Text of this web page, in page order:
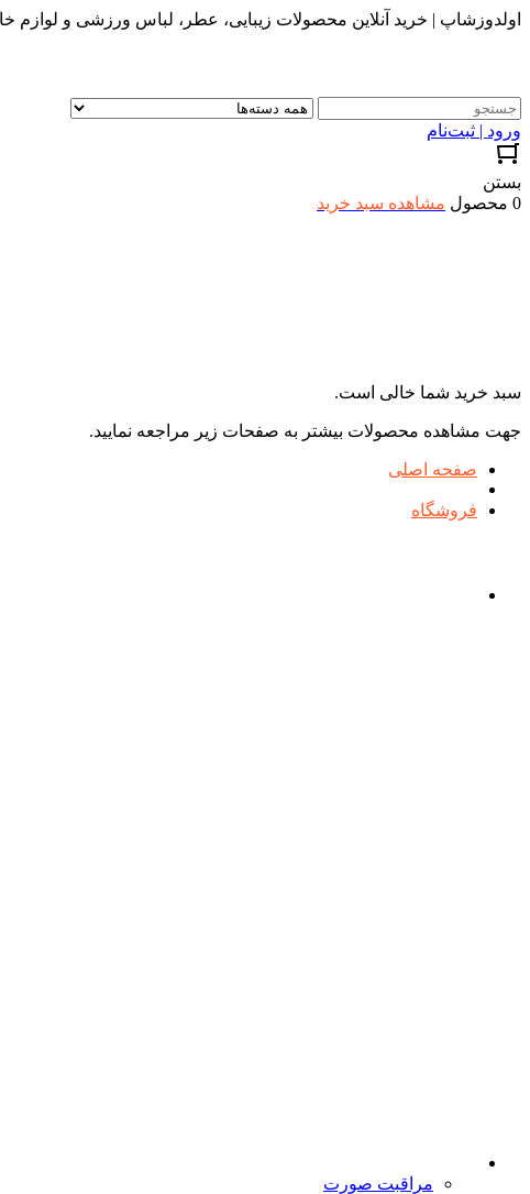
اولدوزشاپ | خرید آنلاین محصولات زیبایی، عطر، لباس ورزشی و لوازم
ورود | ثبت‌نام
بستن
0 محصول
مشاهده سبد خرید
سبد خرید شما خالی است.
جهت مشاهده محصولات بیشتر به صفحات زیر مراجعه نمایید.
صفحه اصلی
فروشگاه
مراقبت صورت